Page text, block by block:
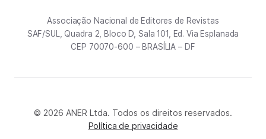
Associação Nacional de Editores de Revistas
SAF/SUL, Quadra 2, Bloco D, Sala 101, Ed. Via Esplanada
CEP 70070-600 – BRASÍLIA – DF
© 2026 ANER Ltda. Todos os direitos reservados.
Política de privacidade